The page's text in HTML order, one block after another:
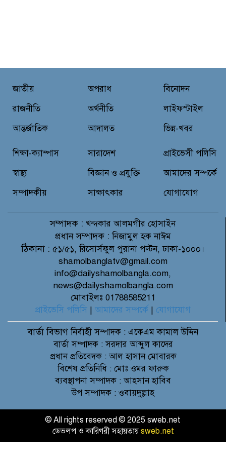
জাতীয়
রাজনীতি
আন্তর্জাতিক
অপরাধ
অর্থনীতি
আদালত
বিনোদন
লাইফস্টাইল
ভিন্ন-খবর
শিক্ষা-ক্যাম্পাস
স্বাস্থ্য
সম্পাদকীয়
সারাদেশ
বিজ্ঞান ও প্রযুক্তি
সাক্ষাৎকার
প্রাইভেসী পলিসি
আমাদের সম্পর্কে
যোগাযোগ
সম্পাদক : খন্দকার আলমগীর হোসাইন
প্রধান সম্পাদক : নিজামুল হক নাঈম
ঠিকানা : ৫১/৫১, রিসোর্সফুল পুরানা পল্টন, ঢাকা-১০০০।
shamolbanglatv@gmail.com
info@dailyshamolbangla.com,
news@dailyshamolbangla.com
মোবাইলঃ 01788585211
প্রাইভেসি পলিসি | আমাদের সম্পর্কে | যোগাযোগ
বার্তা বিভাগনির্বাহী সম্পাদক : একেএম কামাল উদ্দিন
বার্তা সম্পাদক : সরদার আব্দুল কাদের
প্রধান প্রতিবেদক : আল হাসান মোবারক
বিশেষ প্রতিনিধি : মোঃ ওমর ফারুক
ব্যবস্থাপনা সম্পাদক : আহসান হাবিব
উপ সম্পাদক : ওবায়দুল্লাহ
© All rights reserved © 2025 sweb.net
ডেভলপ ও কারিগরী সহায়তায়sweb.net